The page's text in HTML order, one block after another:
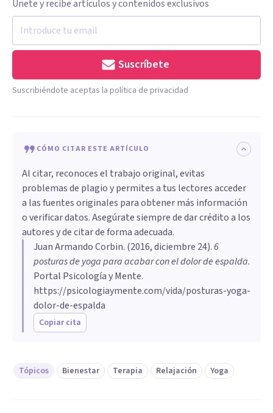
Únete y recibe artículos y contenidos exclusivos
Suscríbete
Suscribiéndote aceptas la política de privacidad
CÓMO CITAR ESTE ARTÍCULO
Al citar, reconoces el trabajo original, evitas
problemas de plagio y permites a tus lectores acceder
a las fuentes originales para obtener más información
o verificar datos. Asegúrate siempre de dar crédito a los
autores y de citar de forma adecuada.
Juan Armando Corbin. (2016, diciembre 24).​6
posturas de yoga para acabar con el dolor de espalda.
Portal Psicología y Mente.
https://psicologiaymente.com/vida/posturas-yoga-
dolor-de-espalda
Copiar cita
Tópicos Bienestar Terapia Relajación Yoga